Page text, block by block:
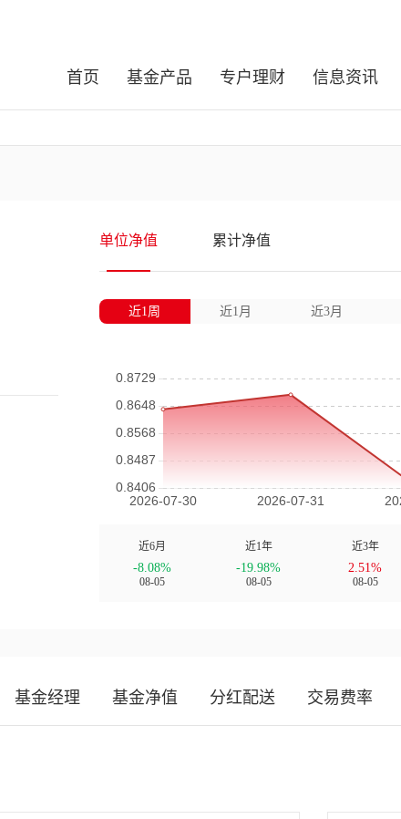
首页 基金产品 专户理财 信息资讯
单位净值 累计净值
近1周 近1月 近3月
近6月
-8.08%
08-05
近1年
-19.98%
08-05
近3年
2.51%
08-05
基金经理 基金净值 分红配送 交易费率